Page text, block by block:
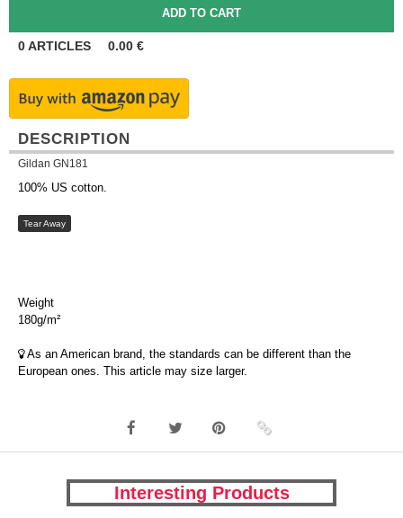
0ARTICLES 0.00 €
DESCRIPTION
Gildan GN181
100% US cotton.
Tear Away
Weight
180g/m²
As an American brand, the standards can be different than the
European ones. This article may size larger.
Interesting Products